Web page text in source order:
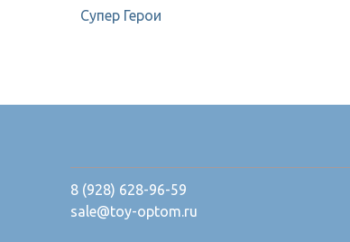
Супер Герои
8 (928) 628-96-59
sale@toy-optom.ru